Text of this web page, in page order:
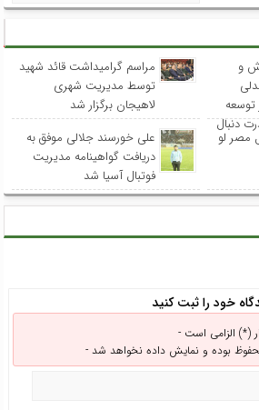
و
دنبال
مراسم گرامیداشت قائد شهید
توسط مدیریت شهری
لاهیجان برگزار شد
مصر لو
علی خورسند جلالی موفق به
دریافت گواهینامه مدیریت
فوتبال آسیا شد
خود را ثبت کنید
(*) الزامی است -
بوده و نمایش داده نخواهد شد -